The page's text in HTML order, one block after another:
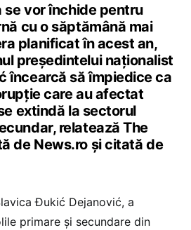
se vor închide pentru
cu o săptămână mai
planificat în acest an,
preşedintelui naţionalist
încearcă să împiedice ca
care au afectat
extindă la sectorul
relatează The
de News.ro și citată de
Đukić Dejanović, a
primare şi secundare din